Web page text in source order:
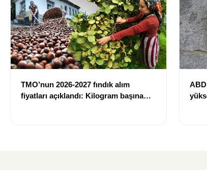
TMO’nun 2026-2027 fındık alım
fiyatları açıklandı: Kilogram başına